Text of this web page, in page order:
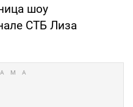
шоу
СТБ Лиза